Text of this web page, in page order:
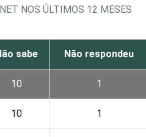
NOS ÚLTIMOS 12 MESES
sabe Não respondeu
10 1
10 1